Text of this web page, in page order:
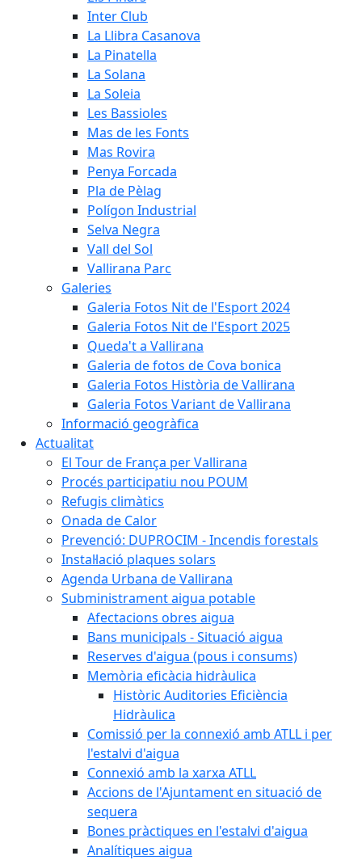
Inter Club
La Llibra Casanova
La Pinatella
La Solana
La Soleia
Les Bassioles
Mas de les Fonts
Mas Rovira
Penya Forcada
Pla de Pèlag
Polígon Industrial
Selva Negra
Vall del Sol
Vallirana Parc
Galeries
Galeria Fotos Nit de l'Esport 2024
Galeria Fotos Nit de l'Esport 2025
Queda't a Vallirana
Galeria de fotos de Cova bonica
Galeria Fotos Història de Vallirana
Galeria Fotos Variant de Vallirana
Informació geogràfica
Actualitat
El Tour de França per Vallirana
Procés participatiu nou POUM
Refugis climàtics
Onada de Calor
Prevenció: DUPROCIM - Incendis forestals
Instal·lació plaques solars
Agenda Urbana de Vallirana
Subministrament aigua potable
Afectacions obres aigua
Bans municipals - Situació aigua
Reserves d'aigua (pous i consums)
Memòria eficàcia hidràulica
Històric Auditories Eficiència
Hidràulica
Comissió per la connexió amb ATLL i per
l'estalvi d'aigua
Connexió amb la xarxa ATLL
Accions de l'Ajuntament en situació de
sequera
Bones pràctiques en l'estalvi d'aigua
Analítiques aigua